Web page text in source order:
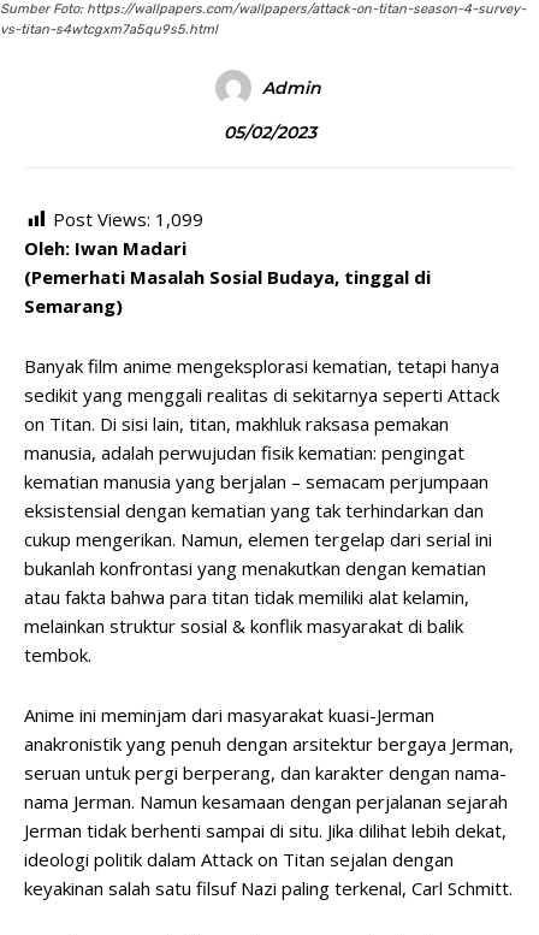
Sumber Foto: https://wallpapers.com/wallpapers/attack-on-titan-season-4-survey-
vs-titan-s4wtcgxm7a5qu9s5.html
Admin
05/02/2023
Post Views: 1,099
Oleh: Iwan Madari
(Pemerhati Masalah Sosial Budaya, tinggal di
Semarang)
Banyak film anime mengeksplorasi kematian, tetapi hanya
sedikit yang menggali realitas di sekitarnya seperti Attack
on Titan. Di sisi lain, titan, makhluk raksasa pemakan
manusia, adalah perwujudan fisik kematian: pengingat
kematian manusia yang berjalan – semacam perjumpaan
eksistensial dengan kematian yang tak terhindarkan dan
cukup mengerikan. Namun, elemen tergelap dari serial ini
bukanlah konfrontasi yang menakutkan dengan kematian
atau fakta bahwa para titan tidak memiliki alat kelamin,
melainkan struktur sosial & konflik masyarakat di balik
tembok.
Anime ini meminjam dari masyarakat kuasi-Jerman
anakronistik yang penuh dengan arsitektur bergaya Jerman,
seruan untuk pergi berperang, dan karakter dengan nama-
nama Jerman. Namun kesamaan dengan perjalanan sejarah
Jerman tidak berhenti sampai di situ. Jika dilihat lebih dekat,
ideologi politik dalam Attack on Titan sejalan dengan
keyakinan salah satu filsuf Nazi paling terkenal, Carl Schmitt.